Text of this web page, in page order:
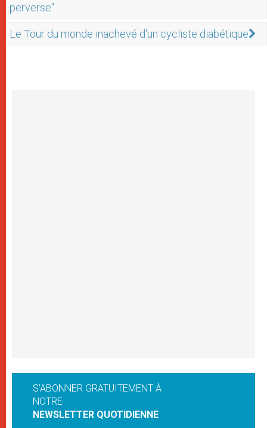
perverse"
Le Tour du monde inachevé d'un cycliste diabétique
S'ABONNER GRATUITEMENT À
NOTRE
NEWSLETTER QUOTIDIENNE